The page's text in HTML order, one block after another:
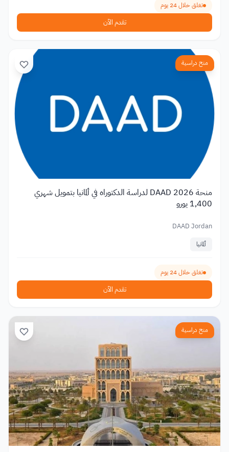
تغلق خلال 24 يوم
تقدم الآن
منح دراسية
منحة DAAD 2026 لدراسة الدكتوراه في ألمانيا بتمويل شهري
1,400 يورو
DAAD Jordan
ألمانيا
تغلق خلال 24 يوم
تقدم الآن
منح دراسية